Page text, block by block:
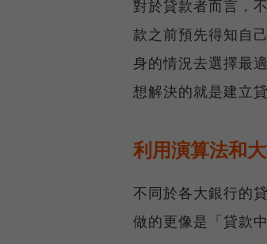
對於貸款者而言，
款之前預先得知自
身的情況去選擇最
想解決的就是建立
利用演算法和
不同於各大銀行的
做的更像是「貸款